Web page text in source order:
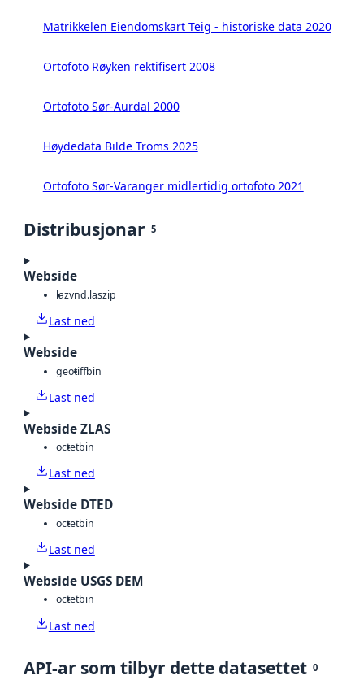
Matrikkelen Eiendomskart Teig - historiske data 2020
Ortofoto Røyken rektifisert 2008
Ortofoto Sør-Aurdal 2000
Høydedata Bilde Troms 2025
Ortofoto Sør-Varanger midlertidig ortofoto 2021
Distribusjonar 5
Webside
lazvnd.laszip
Last ned
Webside
geotiffbin
Last ned
Webside ZLAS
octetbin
Last ned
Webside DTED
octetbin
Last ned
Webside USGS DEM
octetbin
Last ned
API-ar som tilbyr dette datasettet 0